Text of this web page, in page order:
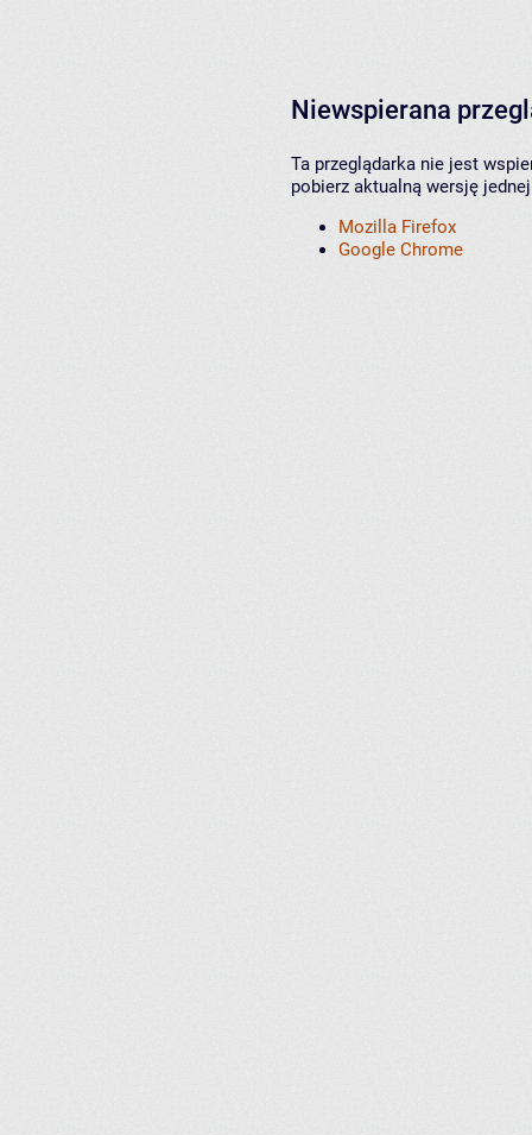
Niewspierana
Ta przeglądarka nie jest
pobierz aktualną wersję
Mozilla Firefox
Google Chrome